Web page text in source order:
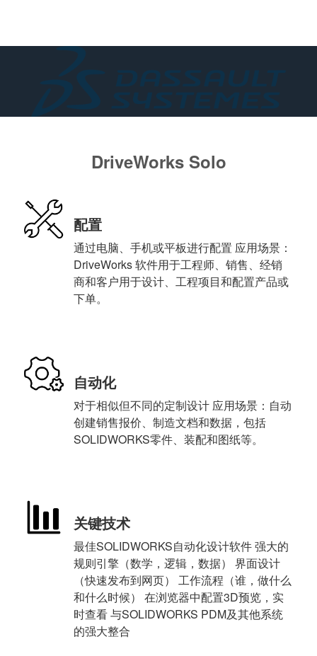
DriveWorks Solo
配置
通过电脑、手机或平板进行配置 应用场景：
DriveWorks 软件用于工程师、销售、经销
商和客户用于设计、工程项目和配置产品或
下单。
自动化
对于相似但不同的定制设计 应用场景：自动
创建销售报价、制造文档和数据，包括
SOLIDWORKS零件、装配和图纸等。
关键技术
最佳SOLIDWORKS自动化设计软件 强大的
规则引擎（数学，逻辑，数据） 界面设计
（快速发布到网页） 工作流程（谁，做什么
和什么时候） 在浏览器中配置3D预览，实
时查看 与SOLIDWORKS PDM及其他系统
的强大整合